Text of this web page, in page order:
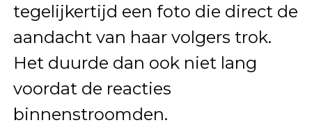
tegelijkertijd een foto die direct de
aandacht van haar volgers trok.
Het duurde dan ook niet lang
voordat de reacties
binnenstroomden.